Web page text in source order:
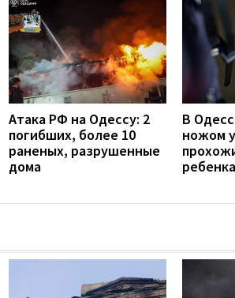
Атака РФ на Одессу: 2
погибших, более 10
раненых, разрушенные
дома
В
ножом